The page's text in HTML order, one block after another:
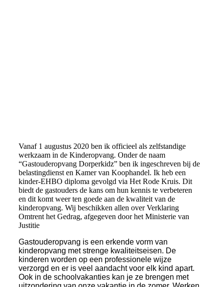
Vanaf 1 augustus 2020 ben ik officieel als zelfstandige
werkzaam in de Kinderopvang. Onder de naam
“Gastouderopvang Dorperkidz” ben ik ingeschreven bij de
belastingdienst en Kamer van Koophandel. Ik heb een
kinder-EHBO diploma gevolgd via Het Rode Kruis. Dit
biedt de gastouders de kans om hun kennis te verbeteren
en dit komt weer ten goede aan de kwaliteit van de
kinderopvang. Wij beschikken allen over Verklaring
Omtrent het Gedrag, afgegeven door het Ministerie van
Justitie
Gastouderopvang is een erkende vorm van
kinderopvang met strenge kwaliteitseisen. De
kinderen worden op een professionele wijze
verzorgd en er is veel aandacht voor elk kind apart.
Ook in de schoolvakanties kan je ze brengen met